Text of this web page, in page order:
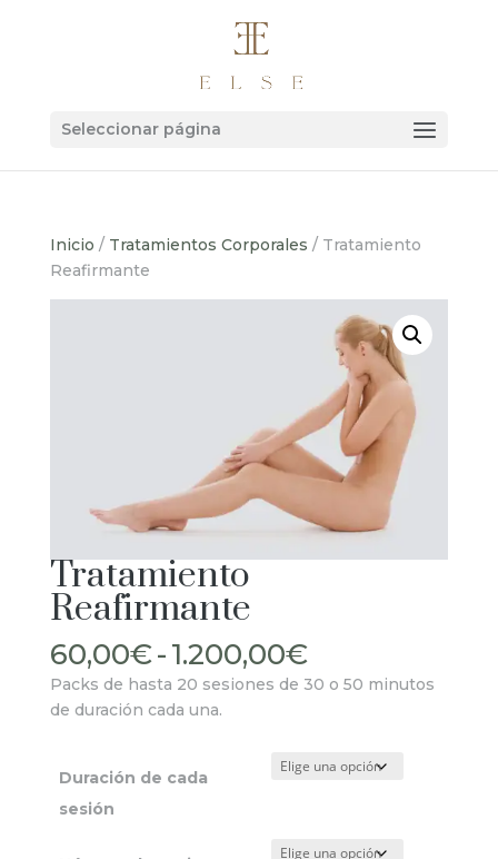
Seleccionar página
Inicio / Tratamientos Corporales / Tratamiento
Reafirmante
Tratamiento
Reafirmante
60,00€-1.200,00€Rango
de
60,00€
hasta
Packs de hasta 20 sesiones de 30 o 50 minutos
de duración cada una.
Duración de cada
sesión